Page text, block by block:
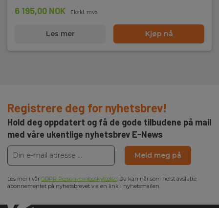
6 195,00 NOK Ekskl. mva
Les mer Kjøp nå
Registrere deg for nyhetsbrev!
Hold deg oppdatert og få de gode tilbudene på mail
med våre ukentlige nyhetsbrev E-News
Meld meg på
Les mer i vår GDPR Personvernbeskyttelse. Du kan når som helst avslutte
abonnementet på nyhetsbrevet via en link i nyhetsmailen.